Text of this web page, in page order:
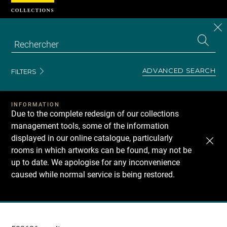
FILTERS ADVANCED SEARCH
INFORMATION
Due to the complete redesign of our collections
management tools, some of the information
displayed in our online catalogue, particularly
rooms in which artworks can be found, may not be
up to date. We apologise for any inconvenience
caused while normal service is being restored.
Recherche
Cookies management panel